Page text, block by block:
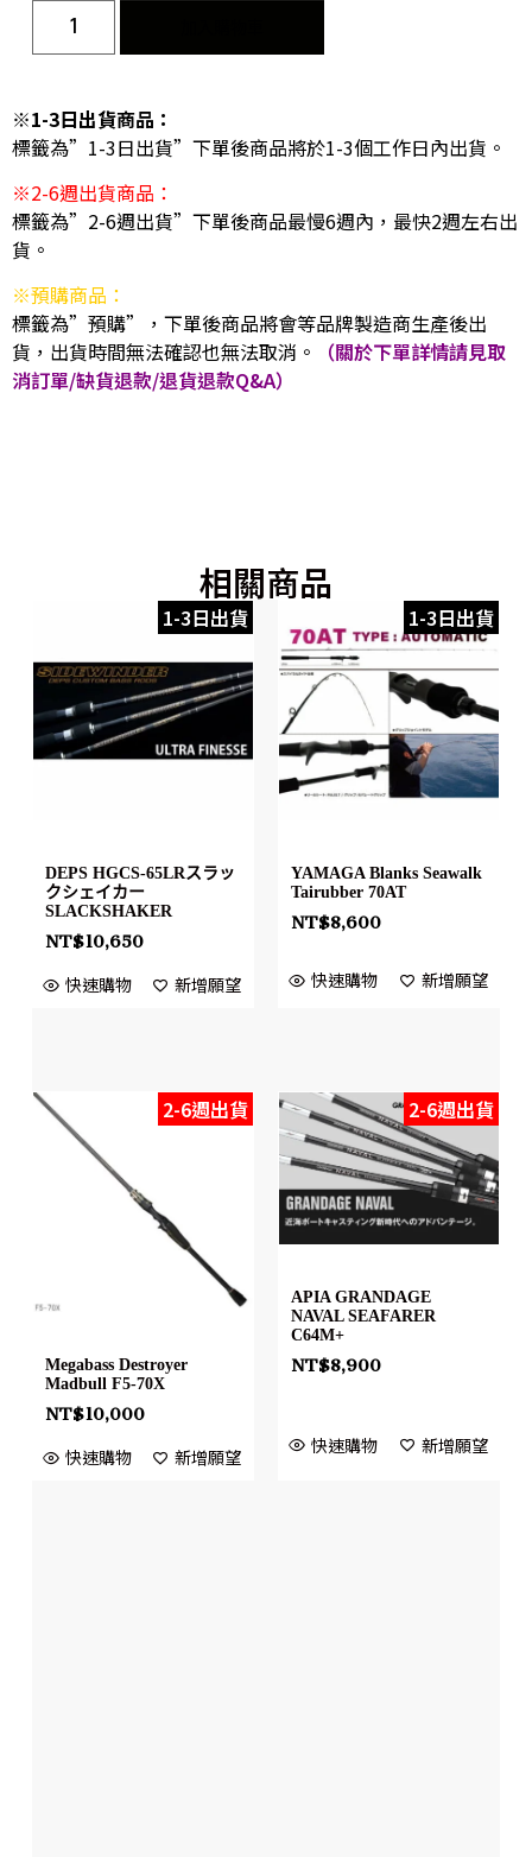
※1-3日出貨商品：
標籤為”1-3日出貨”下單後商品將於1-3個工作日內出貨。
※2-6週出貨商品：
標籤為”2-6週出貨”下單後商品最慢6週內，最快2週左右出
貨。
※預購商品：
標籤為”預購”，下單後商品將會等品牌製造商生產後出
貨，出貨時間無法確認也無法取消。
（關於下單詳情請見取
消訂單/缺貨退款/退貨退款Q&A）
相關商品
1-3日出貨
DEPS HGCS-65LRスラッ
クシェイカー
SLACKSHAKER
NT$10,650
快速購物 新增願望
1-3日出貨
YAMAGA Blanks Seawalk
Tairubber 70AT
NT$8,600
快速購物 新增願望
2-6週出貨
Megabass Destroyer
Madbull F5-70X
NT$10,000
快速購物 新增願望
2-6週出貨
APIA GRANDAGE
NAVAL SEAFARER
C64M+
NT$8,900
快速購物 新增願望